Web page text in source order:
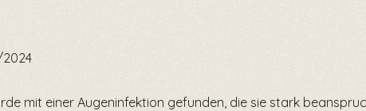
2024
mit einer Augeninfektion gefunden, die sie stark